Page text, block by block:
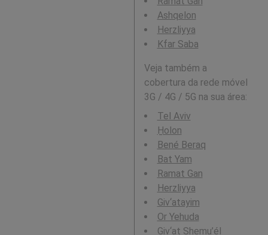
Ashqelon
Herzliyya
Kfar Saba
Veja também a
cobertura da rede móvel
3G / 4G / 5G na sua área:
Tel Aviv
H̱olon
Bené Beraq
Bat Yam
Ramat Gan
Herzliyya
Giv‘atayim
Or Yehuda
Giv‘at Shemu’él